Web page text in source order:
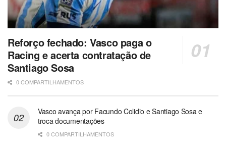
Reforço fechado: Vasco paga o
Racing e acerta contratação de
Santiago Sosa
0 COMPARTILHAMENTOS
Vasco avança por Facundo Colidio e Santiago Sosa e
troca documentações
0 COMPARTILHAMENTOS